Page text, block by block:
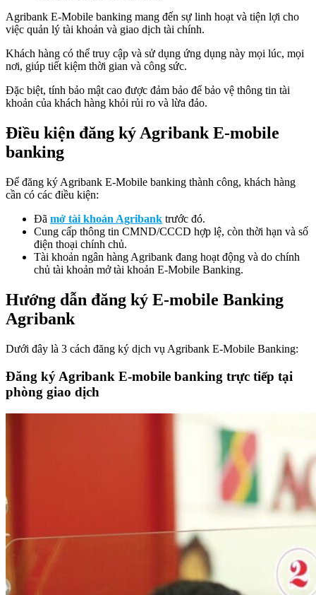
Agribank E-Mobile banking mang đến sự linh hoạt và tiện lợi cho
việc quản lý tài khoản và giao dịch tài chính.
Khách hàng có thể truy cập và sử dụng ứng dụng này mọi lúc, mọi
nơi, giúp tiết kiệm thời gian và công sức.
Đặc biệt, tính bảo mật cao được đảm bảo để bảo vệ thông tin tài
khoản của khách hàng khỏi rủi ro và lừa đảo.
Điều kiện đăng ký Agribank E-mobile
banking
Để đăng ký Agribank E-Mobile banking thành công, khách hàng
cần có các điều kiện:
Đã mở tài khoản Agribank trước đó.
Cung cấp thông tin CMND/CCCD hợp lệ, còn thời hạn và số
điện thoại chính chủ.
Tài khoản ngân hàng Agribank đang hoạt động và do chính
chủ tài khoản mở tài khoản E-Mobile Banking.
Hướng dẫn đăng ký E-mobile Banking
Agribank
Dưới đây là 3 cách đăng ký dịch vụ Agribank E-Mobile Banking:
Đăng ký Agribank E-mobile banking trực tiếp tại
phòng giao dịch